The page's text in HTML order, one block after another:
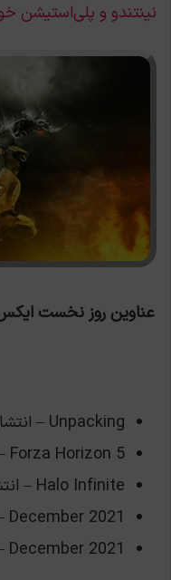
نینتندو و پلی‌استیشن
عناوین روز نخست
Unpacking – انتشار در 11 آبان
Forza Horizon 5 – انتشار در 18 آبان
Halo Infinite – انتشار در 17 آذر
December 2021
December 2021